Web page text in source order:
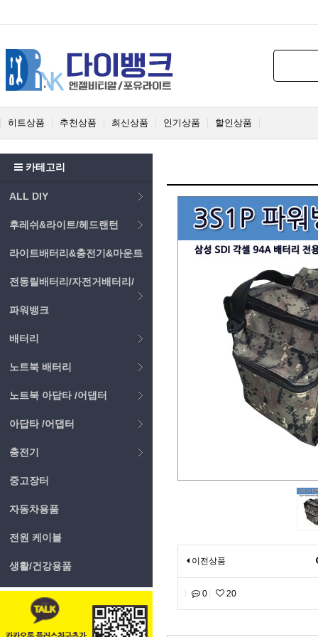
히트상품 추천상품 최신상품 인기상품 할인상품
카테고리
ALL DIY
후레쉬&라이트/헤드랜턴
라이트배터리&충전기&마운트
전동릴배터리/자전거배터리/
파워뱅크
배터리
노트북 배터리
노트북 아답타 /어댑터
아답타 /어댑터
충전기
중고장터
자동차용품
전원 케이블
생활/건강용품 이전상품
0 20